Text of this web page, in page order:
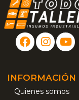
INFORMACIÓN
Quienes somos